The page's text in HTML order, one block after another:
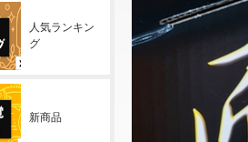
人気ランキン
グ
新商品